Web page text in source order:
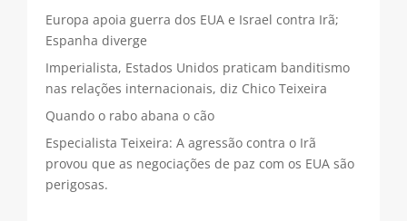
Europa apoia guerra dos EUA e Israel contra Irã;
Espanha diverge
Imperialista, Estados Unidos praticam banditismo
nas relações internacionais, diz Chico Teixeira
Quando o rabo abana o cão
Especialista Teixeira: A agressão contra o Irã
provou que as negociações de paz com os EUA são
perigosas.